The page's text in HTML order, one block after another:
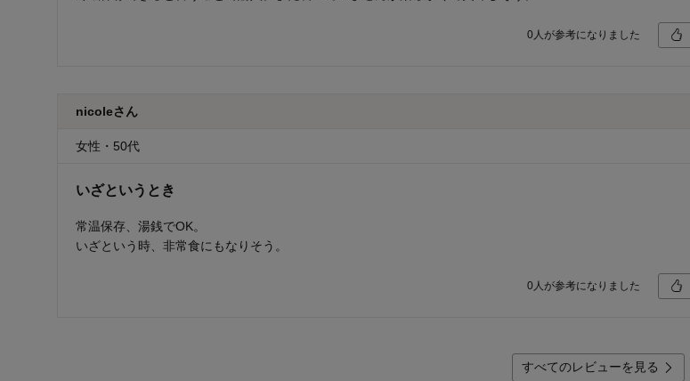
0 人が参考になりました
nicoleさん
女性・50代
いざというとき
常温保存、湯銭でOK。
いざという時、非常食にもなりそう。
0 人が参考になりました
すべてのレビューを見る